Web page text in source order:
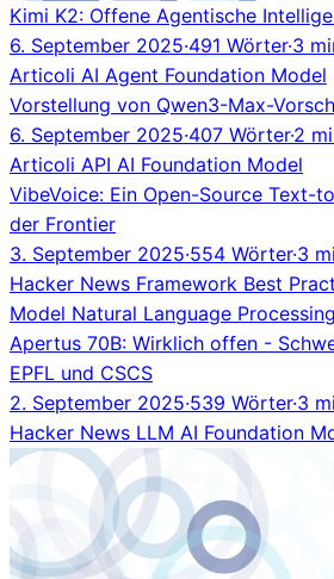
Kimi K2: Offene Agentische
6. September 2025·491 Wörter·3
Articoli AI Agent Foundation Model
Vorstellung von Qwen3-Max-
6. September 2025·407 Wörter·2
Articoli API AI Foundation Model
VibeVoice: Ein Open-Source Text-
der Frontier
3. September 2025·554 Wörter·3
Hacker News Framework Best
Model Natural Language Processing
Apertus 70B: Wirklich offen -
EPFL und CSCS
2. September 2025·539 Wörter·3
Hacker News LLM AI Foundation